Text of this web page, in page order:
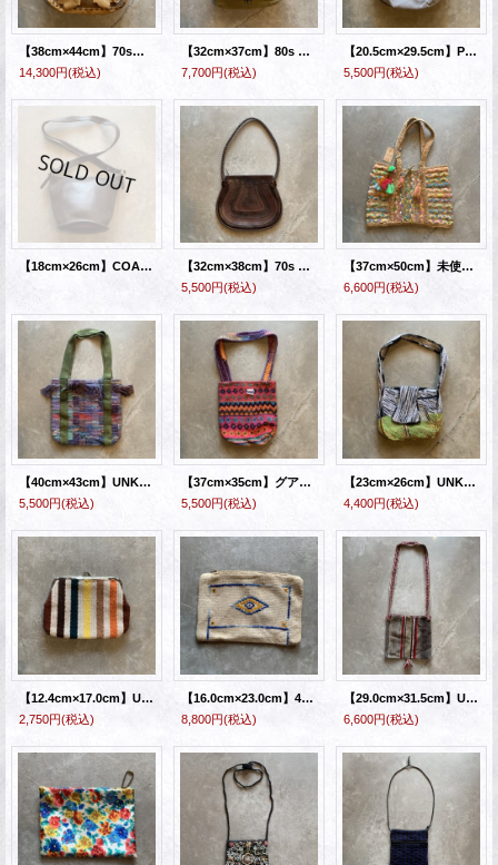
【38cm×44cm】70s「LAKIN」ディアスキン レザーショルダーバッグ 茶色■ビンテージ アメリカ古着 ハンドメイド ヒッピー メールバッグ
14,300円(税込)
【32cm×37cm】80s BANANA REPUBLIC キャンバス地 ショルダーバッグ■ビンテージ アメリカ古着 ミリタリー バナナリパブリック
7,700円(税込)
【20.5cm×29.5cm】Polo Ralph Lauren キャンバス地 ミニトートバッグ グレー■アメリカ古着 ポロラルフローレン ポニーロゴ刺繍
5,500円(税込)
【18cm×26cm】COACH オールドコーチ レザーバッグ 焦げ茶■ビンテージ古着 ショルダー ユニセックス
【32cm×38cm】70s UNKNOWN フェイクレザー トートバッグ ブラウン 茶色■ビンテージ オールド レトロ アメリカ古着 合皮
5,500円(税込)
【37cm×50cm】未使用 TWIG&ARROW ジュート×リサイクルファブリック トートバッグ 総柄■アメリカ古着 インド製 エスニック 麻
6,600円(税込)
【40cm×43cm】UNKNOWN ハンドメイド トートバッグ 総柄■ビンテージ オールド アメリカ古着 エスニック チンディラグ
5,500円(税込)
【37cm×35cm】グアテマラ製 EUCALYPTUS ハンドクラフト トートバッグ 総柄■ビンテージ オールド アメリカ古着 エスニック ラグ
5,500円(税込)
【23cm×26cm】UNKNOWN ハンドメイド タフティング バッグ 総柄■アメリカ古着 アート ショルダー
4,400円(税込)
【12.4cm×17.0cm】UNKNOWN がま口 ポーチ 小物入れ マルチストライプ■ビンテージ オールド レトロ アメリカ古着
2,750円(税込)
【16.0cm×23.0cm】40s-50s ポーチ 小物入れ■ビンテージ アメリカ古着 ラグ ブランケット キリム ハンドバッグ
8,800円(税込)
【29.0cm×31.5cm】UNKNOWN ハンドメイド ウールラグ ショルダーバッグ グレー■ビンテージ アメリカ古着 メキシカン ブランケット
6,600円(税込)